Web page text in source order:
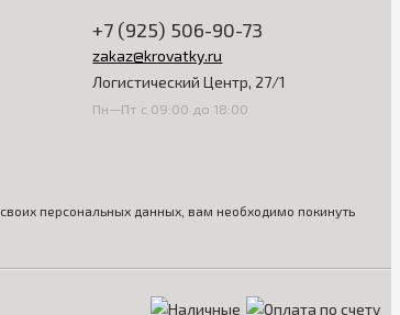
+7 (925) 506-90-73
zakaz@krovatky.ru
Логистический Центр, 27/1
Пн—Пт с 09:00 до 18:00
персональных данных, вам необходимо покинуть